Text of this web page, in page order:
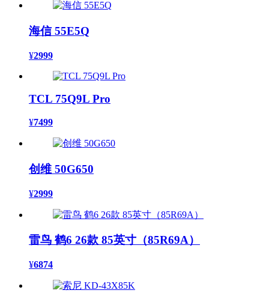
海信 55E5Q
¥2999
TCL 75Q9L Pro
¥7499
创维 50G650
¥2999
雷鸟 鹤6 26款 85英寸（85R69A）
¥6874